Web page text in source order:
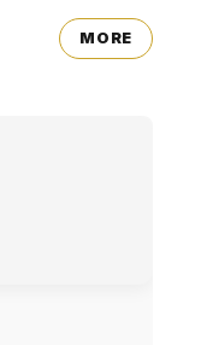
MORE